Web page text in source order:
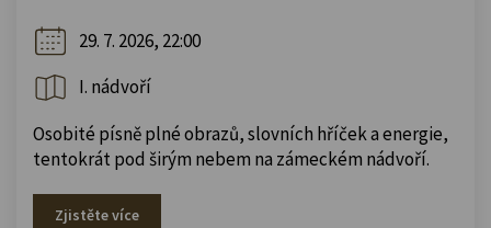
29. 7. 2026, 22:00
I. nádvoří
Osobité písně plné obrazů, slovních hříček a energie,
tentokrát pod širým nebem na zámeckém nádvoří.
Zjistěte více